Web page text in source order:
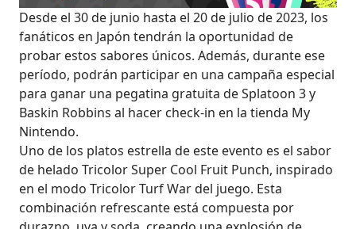
Desde el 30 de junio hasta el 20 de julio de 2023, los
fanáticos en Japón tendrán la oportunidad de
probar estos sabores únicos. Además, durante ese
período, podrán participar en una campaña especial
para ganar una pegatina gratuita de Splatoon 3 y
Baskin Robbins al hacer check-in en la tienda My
Nintendo.
Uno de los platos estrella de este evento es el sabor
de helado Tricolor Super Cool Fruit Punch, inspirado
en el modo Tricolor Turf War del juego. Esta
combinación refrescante está compuesta por